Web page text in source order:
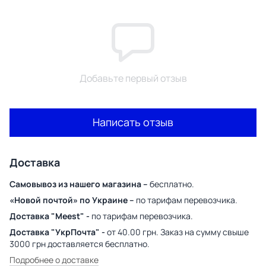
Добавьте первый отзыв
Написать отзыв
Доставка
Самовывоз из нашего магазина – бесплатно.
«Новой почтой» по Украине – по тарифам перевозчика.
Доставка "Meest" - по тарифам перевозчика.
Доставка "УкрПочта" - от 40.00 грн. Заказ на сумму свыше
3000 грн доставляется бесплатно.
Подробнее о доставке